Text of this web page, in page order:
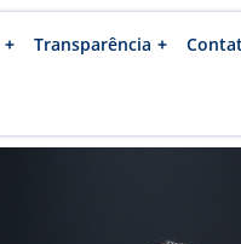
Transparência